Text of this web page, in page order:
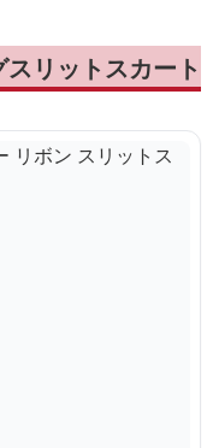
リットスカート